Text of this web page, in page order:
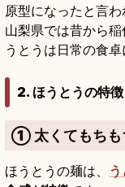
原型になったと言わ
山梨県では昔から
うとうは日常の食卓
2. ほうとうの特徴
① 太くてもちも
ほうとうの麺は、